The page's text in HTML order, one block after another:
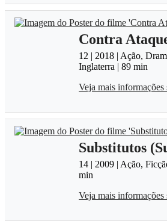
Contra
12 | 2018 | Ação,
Inglaterra | 89 min
Veja mais
Substitutos
14 | 2009 | Ação,
min
Veja mais